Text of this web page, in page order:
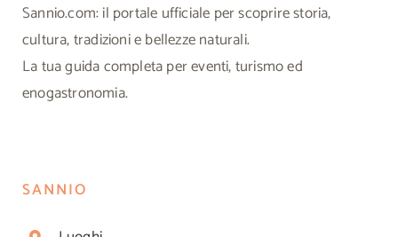
Sannio.com: il portale ufficiale per scoprire storia,
cultura, tradizioni e bellezze naturali.
La tua guida completa per eventi, turismo ed
enogastronomia.
SANNIO